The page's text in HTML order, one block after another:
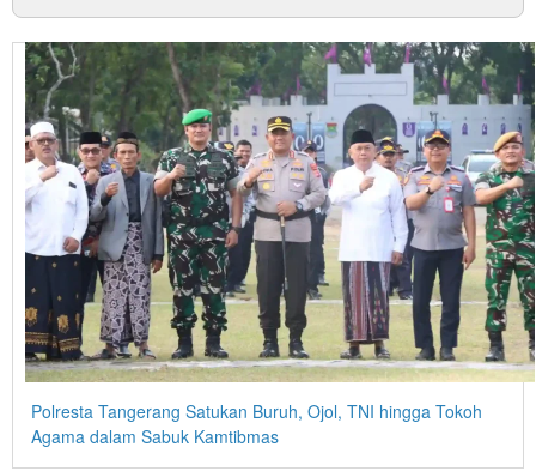
Polresta Tangerang Satukan Buruh, Ojol, TNI hingga Tokoh
Agama dalam Sabuk Kamtibmas